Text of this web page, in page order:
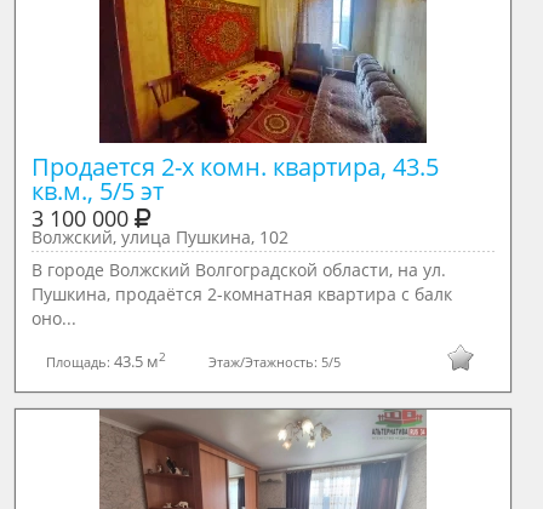
Продается 2-х комн. квартира, 43.5
кв.м., 5/5 эт
3 100 000
Волжский, улица Пушкина, 102
В городе Волжский Волгоградской области, на ул.
Пушкина, продаётся 2-комнатная квартира с балк
оно...
Площадь:43.5 м2 Этаж/Этажность: 5/5